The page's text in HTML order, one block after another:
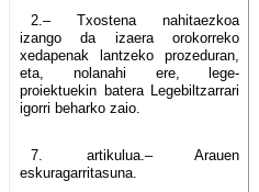
2.– Txostena nahitaezkoa
izango da izaera orokorreko
xedapenak lantzeko prozeduran,
eta, nolanahi ere, lege-
proiektuekin batera Legebiltzarrari
igorri beharko zaio.
7. artikulua.– Arauen
eskuragarritasuna.